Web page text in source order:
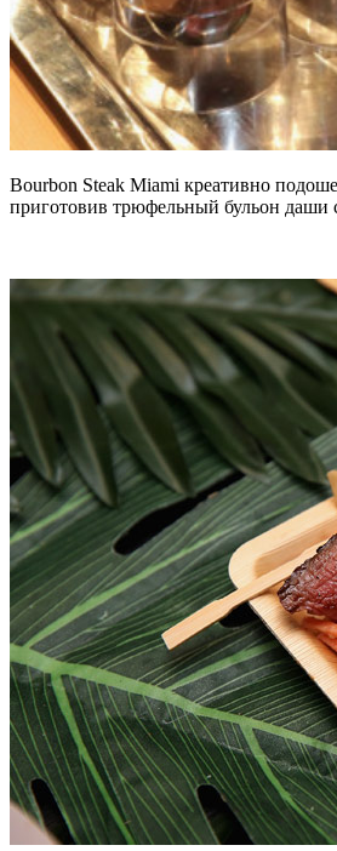
Bourbon Steak Miami креативно
приготовив трюфельный бульон даши